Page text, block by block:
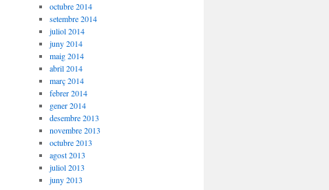
octubre 2014
setembre 2014
juliol 2014
juny 2014
maig 2014
abril 2014
març 2014
febrer 2014
gener 2014
desembre 2013
novembre 2013
octubre 2013
agost 2013
juliol 2013
juny 2013